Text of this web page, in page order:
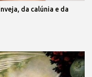
da calúnia e da